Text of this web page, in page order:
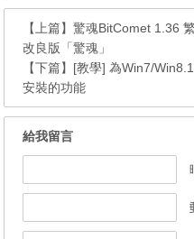
【上篇】驚魂BitComet 1.36
改良版「驚魂」
【下篇】 [教學] 為Win7/
安裝的功能
給我留言